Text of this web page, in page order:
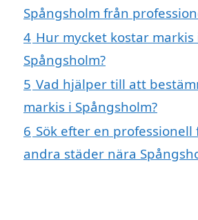
Spångsholm från
4 Hur mycket kostar markis
Spångsholm?
5 Vad hjälper till att
markis i Spångsholm?
6 Sök efter en professionell
andra städer nära